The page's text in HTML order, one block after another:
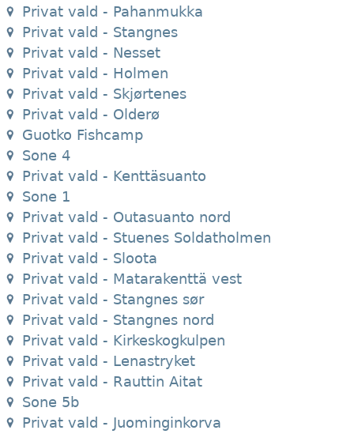
Privat vald - Pahanmukka
Privat vald - Stangnes
Privat vald - Nesset
Privat vald - Holmen
Privat vald - Skjørtenes
Privat vald - Olderø
Guotko Fishcamp
Sone 4
Privat vald - Kenttäsuanto
Sone 1
Privat vald - Outasuanto nord
Privat vald - Stuenes Soldatholmen
Privat vald - Sloota
Privat vald - Matarakenttä vest
Privat vald - Stangnes sør
Privat vald - Stangnes nord
Privat vald - Kirkeskogkulpen
Privat vald - Lenastryket
Privat vald - Rauttin Aitat
Sone 5b
Privat vald - Juominginkorva